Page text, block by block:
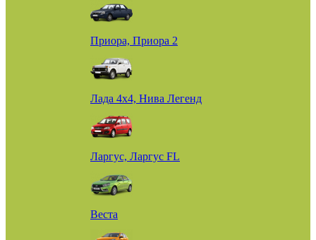
Приора, Приора 2
Лада 4х4, Нива Легенд
Ларгус, Ларгус FL
Веста